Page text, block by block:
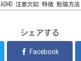
ADHD 注意欠如 特徴 勉強方法
シェアする
Facebook